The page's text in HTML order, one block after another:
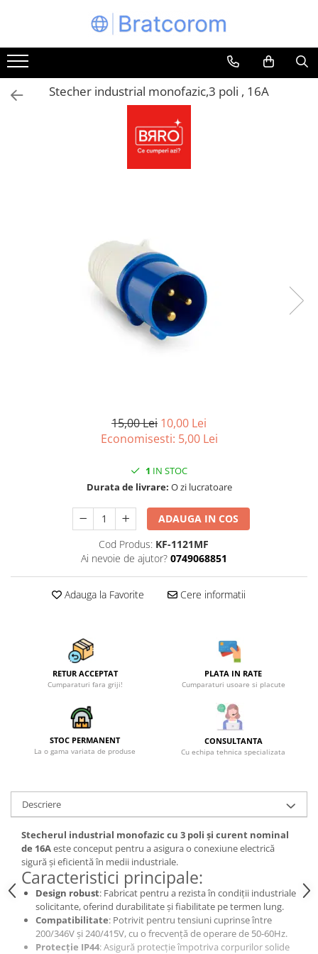
Toate Produsele
Articole animale
Adapatoare animale
Articole ambalare
Articole bucatarie
Accesorii gresie si faianta
Accesorii pentru faianta, gresie si
Accesorii polizare si slefuire
Scule, unelte si masini
Sfoara si franghii
Corpuri de iluminat
Aplice si plafoniere
Lustre si pendule
Spoturi
Accesorii corpuri de iluminat
Lampi de veghe copii
Proiectoare
Veioze si lampi
Stecher industrial monofazic,3 poli , 16A
15,00 Lei 10,00 Lei
Economisesti: 5,00 Lei
1 IN STOC
Durata de livrare: O zi lucratoare
ADAUGA IN COS
Cod Produs: KF-1121MF
Ai nevoie de ajutor? 0749068851
Adauga la Favorite Cere informatii
RETUR ACCEPTAT
Cumparaturi fara griji!
PLATA IN RATE
Cumparaturi usoare si placute
STOC PERMANENT
La o gama variata de produse
CONSULTANTA
Cu echipa tehnica specializata
Descriere
Stecherul industrial monofazic cu 3 poli și curent nominal
de 16Aeste conceput pentru a asigura o conexiune electrică
sigură și eficientă în medii industriale.
Caracteristici principale:
Design robust: Fabricat pentru a rezista în condiții industriale
solicitante, oferind durabilitate și fiabilitate pe termen lung.
Compatibilitate: Potrivit pentru tensiuni cuprinse între
200/346V și 240/415V, cu o frecvență de operare de 50-60Hz.
Protecție IP44: Asigură protecție împotriva corpurilor solide